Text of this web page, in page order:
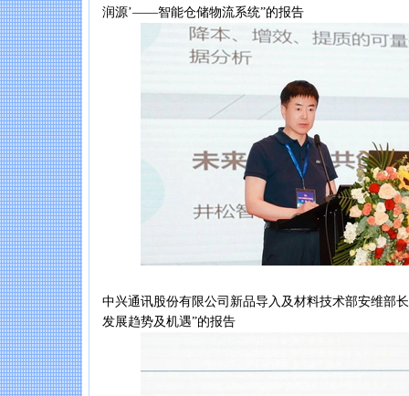
润源’——智能仓储物流系统”的报告
中兴通讯股份有限公司新品导入及材料技术部安维部
发展趋势及机遇”的报告